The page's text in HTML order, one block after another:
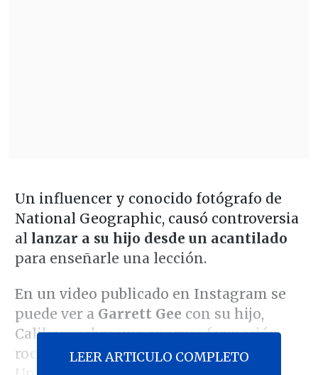
Un influencer y conocido fotógrafo de
National Geographic, causó controversia
al lanzar a su hijo desde un acantilado
para enseñarle una lección.
En un video publicado en Instagram se
puede ver a Garrett Gee con su hijo,
Calihan, sobre una enorme formación
rocosa en el lago Powell, en Estados
LEER ARTICULO COMPLETO